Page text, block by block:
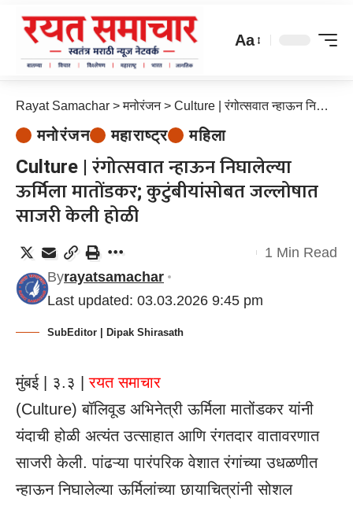
Aa
Rayat Samachar >मनोरंजन> Culture | रंगोत्सवात न्हाऊन निघालेल्या ऊर्मिला मातोंडकर; कुटुंबीयांसोबत जल्लोषात साजरी केली होळी
मनोरंजन महाराष्ट्र महिला
Culture | रंगोत्सवात न्हाऊन निघालेल्या
ऊर्मिला मातोंडकर; कुटुंबीयांसोबत जल्लोषात
साजरी केली होळी
Last updated: 03.03.2026 9:45 pm
Byrayatsamachar
1 Min Read
SubEditor | Dipak Shirasath
मुंबई | ३.३ |रयत समाचार
(Culture) बॉलिवूड अभिनेत्री ऊर्मिला मातोंडकर यांनी
यंदाची होळी अत्यंत उत्साहात आणि रंगतदार वातावरणात
साजरी केली. पांढऱ्या पारंपरिक वेशात रंगांच्या उधळणीत
न्हाऊन निघालेल्या ऊर्मिलांच्या छायाचित्रांनी सोशल